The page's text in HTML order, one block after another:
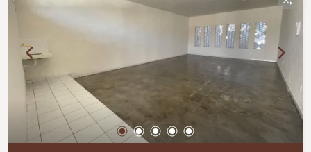
inclusa no condomínio, zelador e limpeza das
áreas comuns, copa, DML (Depósito de Material
de Limpeza), sistema de ronda, alarme, câmeras
de segurança e internet disponível. Como
diferencial, existe a possibilidade de ampliação
da área da sala, conforme a necessidade do
locatário. Entre em contato para mais
informações e agende uma visita.